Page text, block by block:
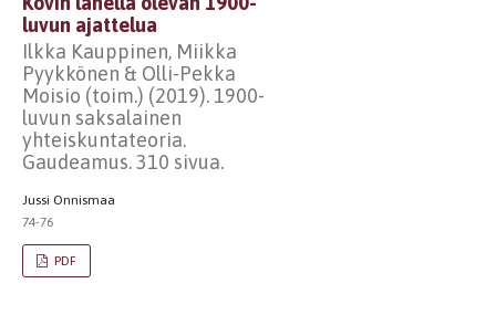
luvun ajattelua
Ilkka Kauppinen, Miikka
Pyykkönen & Olli-Pekka
Moisio (toim.) (2019). 1900-
luvun saksalainen
yhteiskuntateoria.
Gaudeamus. 310 sivua.
Jussi Onnismaa
74-76
PDF